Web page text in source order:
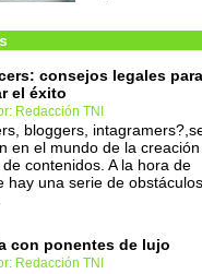
consejos legales para
el éxito
Redacción TNI
bloggers,
en el mundo de la
contenidos. A la hora de
hay una serie de obstáculos
con ponentes de lujo
Redacción TNI